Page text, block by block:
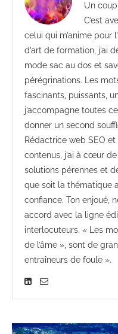
Un
C’est
celui qui m’anime pour
d’art de formation, j’ai
mode sac au dos et
pérégrinations. Les
fascinants, puissants,
j’accompagne toutes
donner un second
Rédactrice web SEO
contenus, j’ai à cœur
solutions pérennes et
que soit la thématique
confiance. Ton enjoué,
accord avec la ligne
interlocuteurs. « Les
de l’âme », sont de
entraîneurs de foule ».